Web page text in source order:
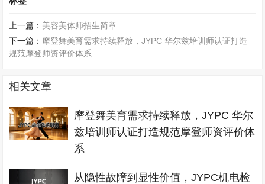
上一篇： 美容美体师招生简章
下一篇： 摩登舞美育需求持续释放，JYPC 华尔兹培训师认证打造
规范摩登师资评价体系
相关文章
摩登舞美育需求持续释放，JYPC 华尔
兹培训师认证打造规范摩登师资评价体
系
从隐性故障到显性价值，JYPC机电检